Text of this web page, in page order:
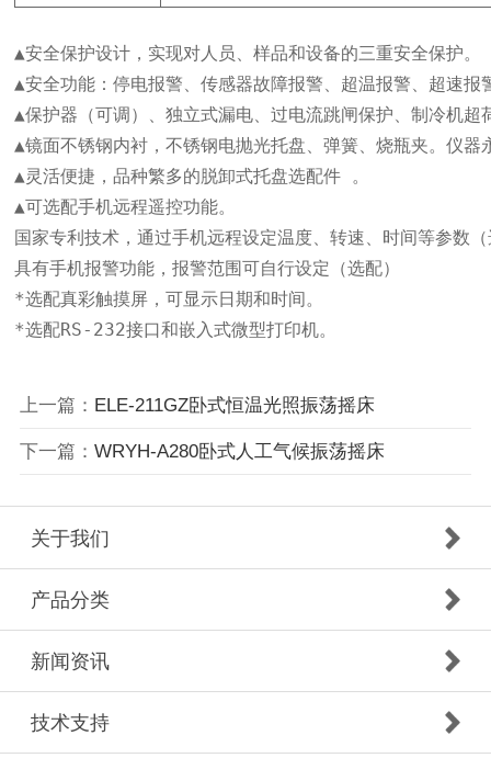
▲安全保护设计，实现对人员、样品和设备的三重安全保护。
▲安全功能：停电报警、传感器故障报警、超温报警、超速
▲保护器（可调）、独立式漏电、过电流跳闸保护、制冷机
▲镜面不锈钢内衬，不锈钢电抛光托盘、弹簧、烧瓶夹。仪器
▲灵活便捷，品种繁多的脱卸式托盘选配件 。
▲可选配手机远程遥控功能。
国家专利技术，通过手机远程设定温度、转速、时间等参数
具有手机报警功能，报警范围可自行设定（选配）
*选配真彩触摸屏，可显示日期和时间。
*选配RS-232接口和嵌入式微型打印机。
上一篇： ELE-211GZ卧式恒温光照振荡摇床
下一篇： WRYH-A280卧式人工气候振荡摇床
关于我们
产品分类
新闻资讯
技术支持